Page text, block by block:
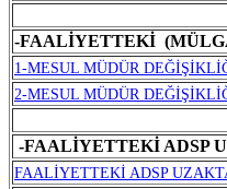
-FAALİYETTEKİ
1-MESUL MÜDÜR
2-MESUL MÜDÜR
-FAALİYETTEKİ ADSP
FAALİYETTEKİ ADSP